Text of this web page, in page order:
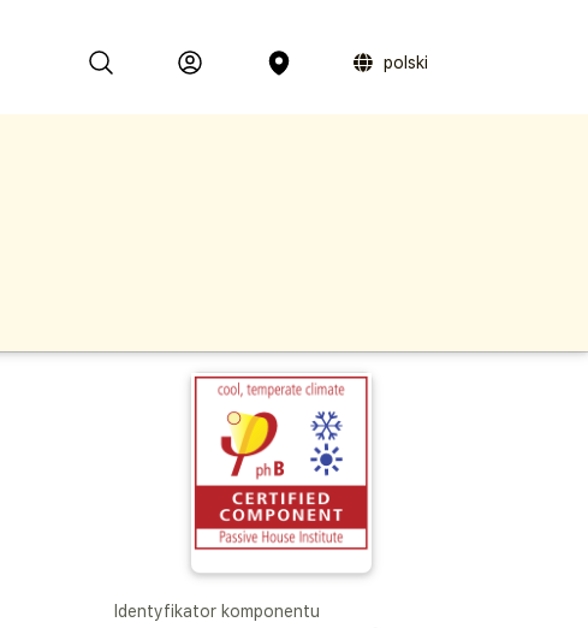
polski
Identyfikator komponentu